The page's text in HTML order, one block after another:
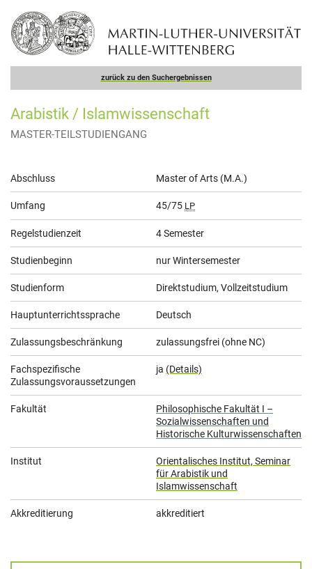
zurück zu den Suchergebnissen
Arabistik / Islamwissenschaft
MASTER-TEILSTUDIENGANG
Allgemeine
Informationen
Abschluss Master of Arts (M.A.)
Umfang 45/75 LP
Regelstudienzeit 4 Semester
Studienbeginn nur Wintersemester
Studienform Direktstudium, Vollzeitstudium
Hauptunterrichtssprache Deutsch
Zulassungsbeschränkung zulassungsfrei (ohne NC)
Fachspezifische
Zulassungsvoraussetzungen
ja (Details)
Fakultät
Philosophische Fakultät I –
Sozialwissenschaften und
Historische Kulturwissenschaften
Institut
Orientalisches Institut, Seminar
für Arabistik und
Islamwissenschaft
Akkreditierung akkreditiert